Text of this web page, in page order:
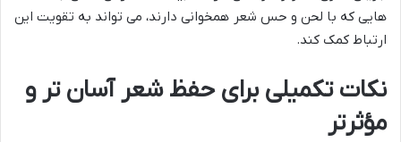
هایی که با لحن و حس شعر همخوانی دارند، می تواند به تقویت این
ارتباط کمک کند.
نکات تکمیلی برای حفظ شعر آسان تر و
مؤثرتر